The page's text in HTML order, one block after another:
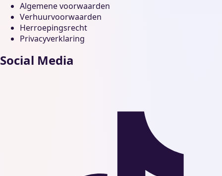
Algemene voorwaarden
Verhuurvoorwaarden
Herroepingsrecht
Privacyverklaring
Social Media